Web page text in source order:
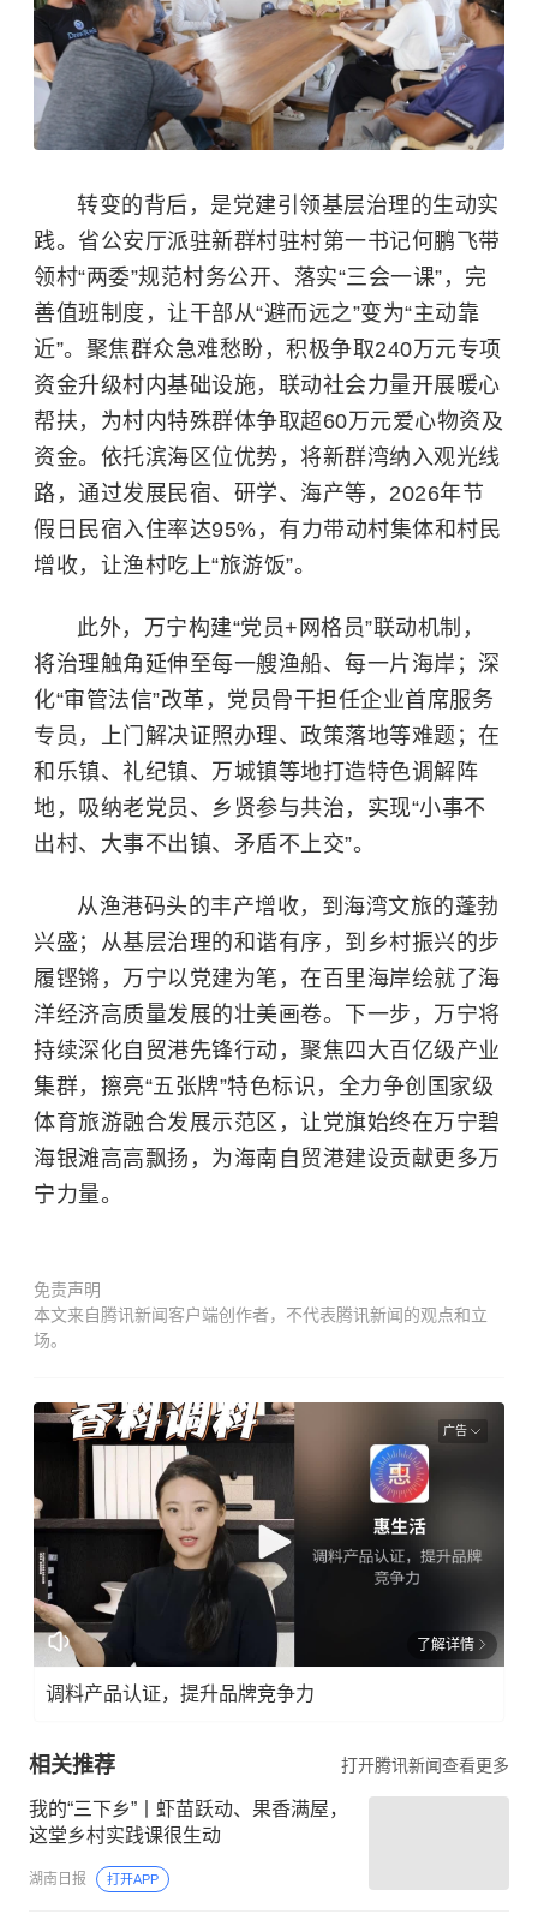
转变的背后，是党建引领基层治理的生动实
践。省公安厅派驻新群村驻村第一书记何鹏飞带
领村“两委”规范村务公开、落实“三会一课”，完
善值班制度，让干部从“避而远之”变为“主动靠
近”。聚焦群众急难愁盼，积极争取240万元专项
资金升级村内基础设施，联动社会力量开展暖心
帮扶，为村内特殊群体争取超60万元爱心物资及
资金。依托滨海区位优势，将新群湾纳入观光线
路，通过发展民宿、研学、海产等，2026年节
假日民宿入住率达95%，有力带动村集体和村民
增收，让渔村吃上“旅游饭”。
此外，万宁构建“党员+网格员”联动机制，
将治理触角延伸至每一艘渔船、每一片海岸；深
化“审管法信”改革，党员骨干担任企业首席服务
专员，上门解决证照办理、政策落地等难题；在
和乐镇、礼纪镇、万城镇等地打造特色调解阵
地，吸纳老党员、乡贤参与共治，实现“小事不
出村、大事不出镇、矛盾不上交”。
从渔港码头的丰产增收，到海湾文旅的蓬勃
兴盛；从基层治理的和谐有序，到乡村振兴的步
履铿锵，万宁以党建为笔，在百里海岸绘就了海
洋经济高质量发展的壮美画卷。下一步，万宁将
持续深化自贸港先锋行动，聚焦四大百亿级产业
集群，擦亮“五张牌”特色标识，全力争创国家级
体育旅游融合发展示范区，让党旗始终在万宁碧
海银滩高高飘扬，为海南自贸港建设贡献更多万
宁力量。
免责声明
本文来自腾讯新闻客户端创作者，不代表腾讯新闻的观点和立
场。
广告
了解详情
调料产品认证，提升品牌竞争力
相关推荐 打开腾讯新闻查看更多
我的“三下乡”丨虾苗跃动、果香满屋，
这堂乡村实践课很生动
湖南日报 打开APP